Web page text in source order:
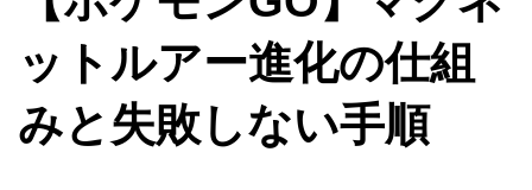
便利ツール
ソリューション
ットルアー進化の仕組
みと失敗しない手順